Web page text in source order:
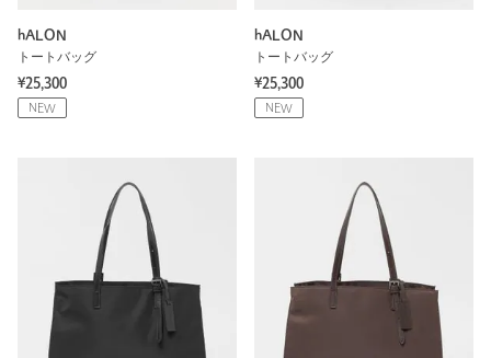
hALON
トートバッグ
¥25,300
NEW
hALON
トートバッグ
¥25,300
NEW